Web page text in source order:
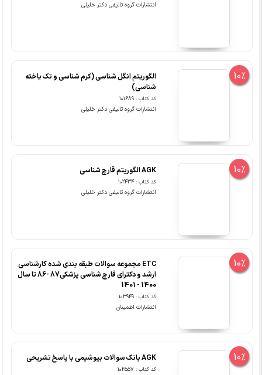
انتشارات گروه تالیفی دکتر خلیلی
10%
الگوریتم انگل شناسی (کرم شناسی و تک یاخته
شناسی)
کد کتاب : 101689
انتشارات گروه تالیفی دکتر خلیلی
10% AGK الگوریتم قارچ شناسی
کد کتاب : 102434
انتشارات گروه تالیفی دکتر خلیلی
10%
ETC مجموعه سوالات طبقه بندی شده کارشناسی
ارشد و دکترای قارچ شناسی پزشکی87 -86 تا سال
1400 - 1401
کد کتاب : 103949
انتشارات اطمینان
10% AGK بانک سوالات بیوشیمی با پاسخ تشریحی
کد کتاب : 104557